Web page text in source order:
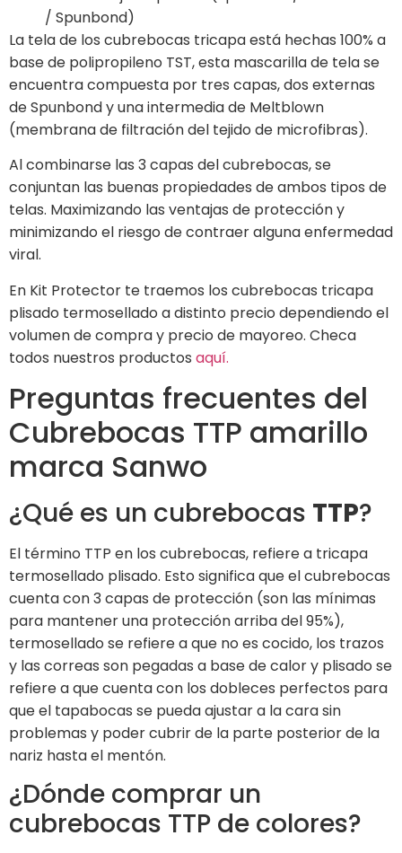
/ Spunbond)
La tela de los cubrebocas tricapa está hechas 100% a
base de polipropileno TST, esta mascarilla de tela se
encuentra compuesta por tres capas, dos externas
de Spunbond y una intermedia de Meltblown
(membrana de filtración del tejido de microfibras).
Al combinarse las 3 capas del cubrebocas, se
conjuntan las buenas propiedades de ambos tipos de
telas. Maximizando las ventajas de protección y
minimizando el riesgo de contraer alguna enfermedad
viral.
En Kit Protector te traemos los cubrebocas tricapa
plisado termosellado a distinto precio dependiendo el
volumen de compra y precio de mayoreo. Checa
todos nuestros productos aquí.
Preguntas frecuentes del
Cubrebocas TTP amarillo
marca Sanwo
¿Qué es un cubrebocas TTP?
El término TTP en los cubrebocas, refiere a tricapa
termosellado plisado. Esto significa que el cubrebocas
cuenta con 3 capas de protección (son las mínimas
para mantener una protección arriba del 95%),
termosellado se refiere a que no es cocido, los trazos
y las correas son pegadas a base de calor y plisado se
refiere a que cuenta con los dobleces perfectos para
que el tapabocas se pueda ajustar a la cara sin
problemas y poder cubrir de la parte posterior de la
nariz hasta el mentón.
¿Dónde comprar un
cubrebocas TTP de colores?